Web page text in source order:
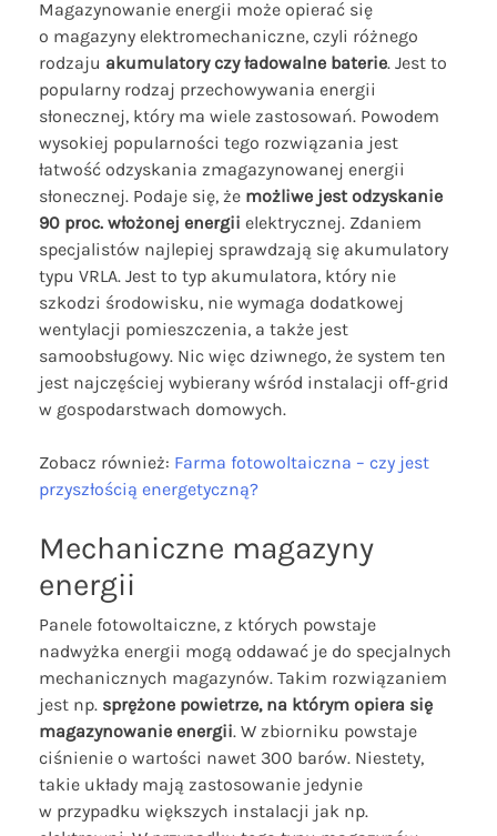
Magazynowanie energii może opierać się
o magazyny elektromechaniczne, czyli różnego
rodzaju akumulatory czy ładowalne baterie. Jest to
popularny rodzaj przechowywania energii
słonecznej, który ma wiele zastosowań. Powodem
wysokiej popularności tego rozwiązania jest
łatwość odzyskania zmagazynowanej energii
słonecznej. Podaje się, że możliwe jest odzyskanie
90 proc. włożonej energii elektrycznej. Zdaniem
specjalistów najlepiej sprawdzają się akumulatory
typu VRLA. Jest to typ akumulatora, który nie
szkodzi środowisku, nie wymaga dodatkowej
wentylacji pomieszczenia, a także jest
samoobsługowy. Nic więc dziwnego, że system ten
jest najczęściej wybierany wśród instalacji off-grid
w gospodarstwach domowych.
Zobacz również: Farma fotowoltaiczna – czy jest
przyszłością energetyczną?
Mechaniczne magazyny
energii
Panele fotowoltaiczne, z których powstaje
nadwyżka energii mogą oddawać je do specjalnych
mechanicznych magazynów. Takim rozwiązaniem
jest np. sprężone powietrze, na którym opiera się
magazynowanie energii. W zbiorniku powstaje
ciśnienie o wartości nawet 300 barów. Niestety,
takie układy mają zastosowanie jedynie
w przypadku większych instalacji jak np.